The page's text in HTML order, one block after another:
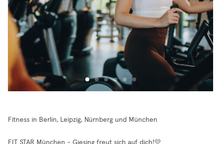
Fitness in Berlin, Leipzig, Nürnberg und München
FIT STAR München - Giesing freut sich auf dich!💛